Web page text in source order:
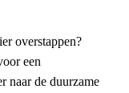
overstappen?
een
naar de duurzame